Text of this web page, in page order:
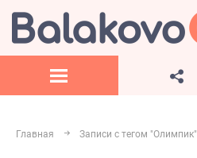
Главная Записи с тегом "Олимпик"